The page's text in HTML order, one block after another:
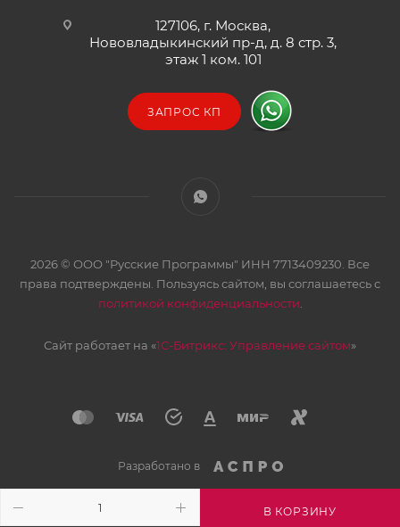
В КОРЗИНУ
127106, г. Москва,
Нововладыкинский пр-д, д. 8 стр. 3,
этаж 1 ком. 101
ЗАПРОС КП
2026 © ООО "Русские Программы" ИНН 7713409230. Все
права подтверждены. Пользуясь сайтом, вы соглашаетесь с
политикой конфиденциальности
Сайт работает на «1С-Битрикс: Управление сайтом»
Разработано в